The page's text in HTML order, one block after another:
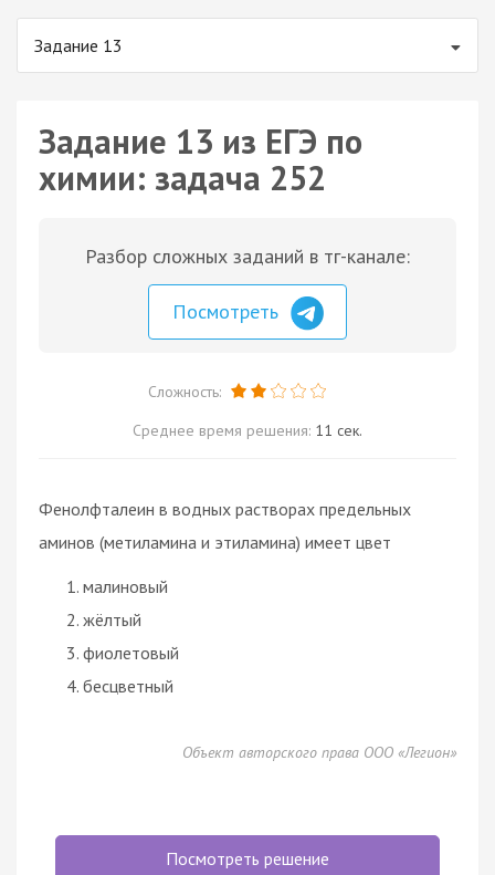
Задание 13
Задание 13 из ЕГЭ по
химии: задача 252
Разбор сложных заданий в тг-канале:
Посмотреть
Сложность:
Среднее время решения: 11 сек.
Фенолфталеин в водных растворах предельных
аминов (метиламина и этиламина) имеет цвет
малиновый
жёлтый
фиолетовый
бесцветный
Объект авторского права ООО «Легион»
Посмотреть решение